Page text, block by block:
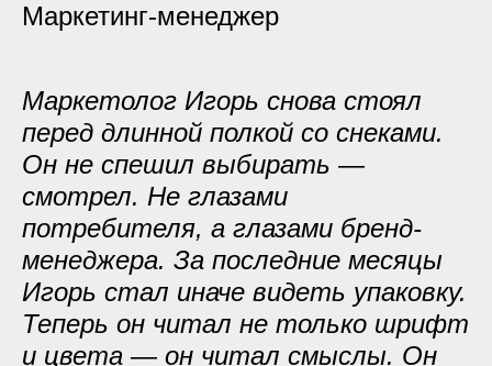
Маркетинг-менеджер
Маркетолог Игорь снова стоял
перед длинной полкой со снеками.
Он не спешил выбирать —
смотрел. Не глазами
потребителя, а глазами бренд-
менеджера. За последние месяцы
Игорь стал иначе видеть упаковку.
Теперь он читал не только шрифт
и цвета — он читал смыслы. Он